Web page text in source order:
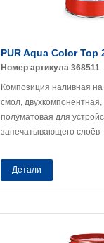
PUR Aqua Color Top
Номер артикула 368511
Композиция наливная
смол,
полуматовая для
запечатывающего слоёв
Детали